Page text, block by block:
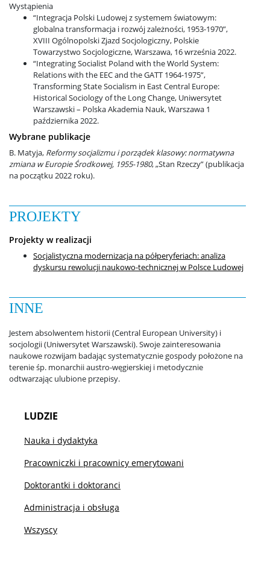
Mobilność – Erasmus
Obrony prac dyplomowych
Akademiki i stypendia
Konkursy na prace dyplomowe
Raport samooceny
Ważne dokumenty
Strefa studencka
Rada Samorządu Studentów
Koła naukowe studentów
Rekrutacja
II stopień: socjologia
II stopień: socjologia cyfrowa
Wystąpienia
“Integracja Polski Ludowej z systemem światowym:
globalna transformacja i rozwój zależności, 1953-1970”,
XVIII Ogólnopolski Zjazd Socjologiczny, Polskie
Towarzystwo Socjologiczne, Warszawa, 16 września 2022.
“Integrating Socialist Poland with the World System:
Relations with the EEC and the GATT 1964-1975”,
Transforming State Socialism in East Central Europe:
Historical Sociology of the Long Change, Uniwersytet
Warszawski – Polska Akademia Nauk, Warszawa 1
października 2022.
Wybrane publikacje
B. Matyja, Reformy socjalizmu i porządek klasowy: normatywna
zmiana w Europie Środkowej, 1955-1980, „Stan Rzeczy” (publikacja
na początku 2022 roku).
PROJEKTY
Projekty w realizacji
Socjalistyczna modernizacja na półperyferiach: analiza
dyskursu rewolucji naukowo-technicznej w Polsce Ludowej
INNE
Jestem absolwentem historii (Central European University) i
socjologii (Uniwersytet Warszawski). Swoje zainteresowania
naukowe rozwijam badając systematycznie gospody położone na
terenie śp. monarchii austro-węgierskiej i metodycznie
odtwarzając ulubione przepisy.
LUDZIE
Nauka i dydaktyka
Pracowniczki i pracownicy emerytowani
Doktorantki i doktoranci
Administracja i obsługa
Wszyscy